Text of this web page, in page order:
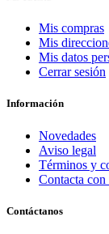
Mis compras
Mis
Mis datos
Cerrar sesión
Información
Novedades
Aviso legal
Términos y
Contacta con
Contáctanos